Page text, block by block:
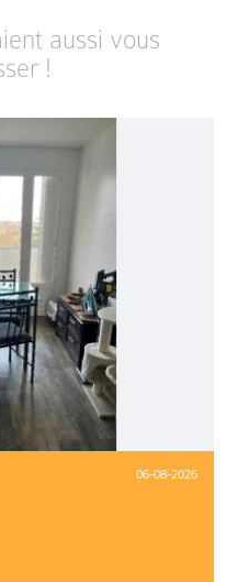
aussi vous
!
06-08-2026